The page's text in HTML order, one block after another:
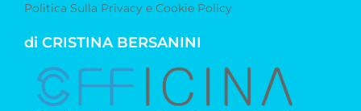
Politica Sulla Privacy e Cookie Policy
di CRISTINA BERSANINI